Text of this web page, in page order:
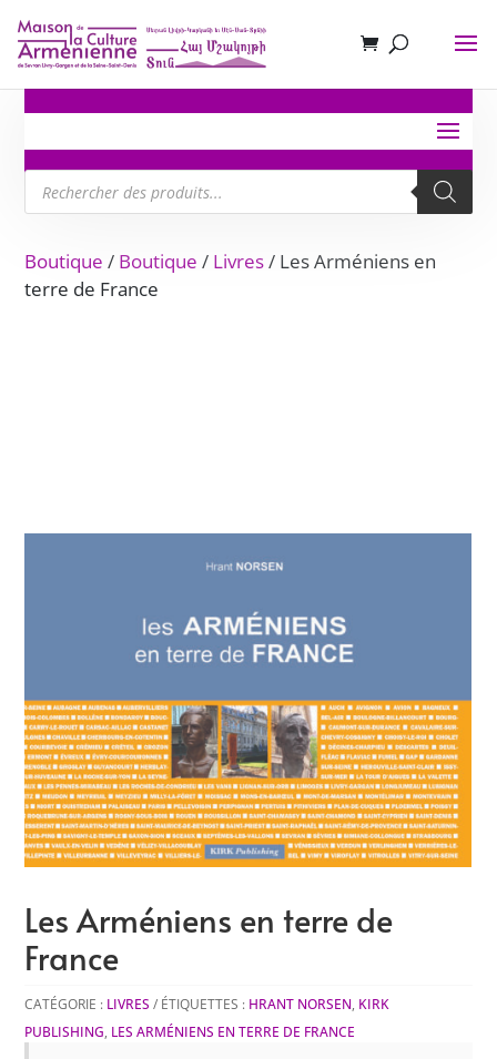
Recherche
de
produits
Boutique / Boutique / Livres/ Les Arméniens en
terre de France
Les Arméniens en terre de
France
CATÉGORIE : LIVRES ÉTIQUETTES : HRANT NORSEN, KIRK
PUBLISHING, LES ARMÉNIENS EN TERRE DE FRANCE